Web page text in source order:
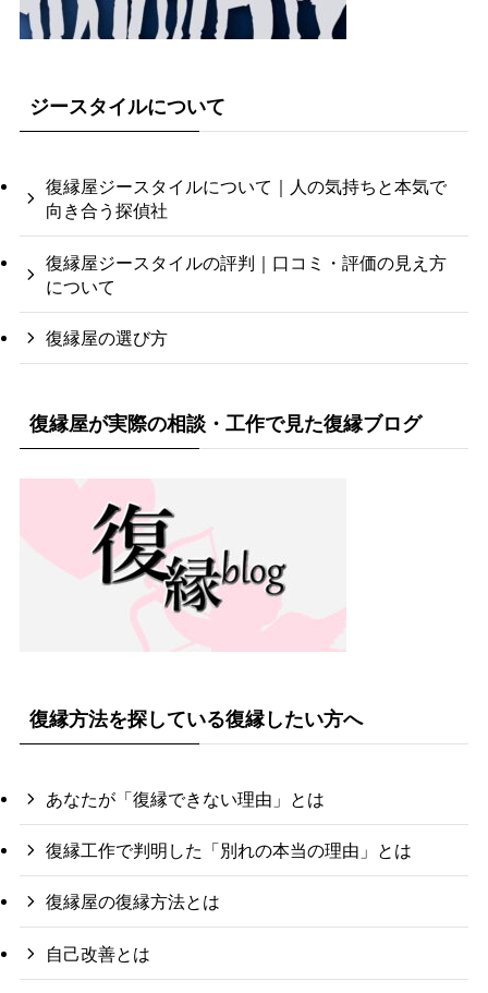
ジースタイルについて
復縁屋ジースタイルについて｜人の気持ちと本気で
向き合う探偵社
復縁屋ジースタイルの評判｜口コミ・評価の見え方
について
復縁屋の選び方
復縁屋が実際の相談・工作で見た復縁ブログ
復縁方法を探している復縁したい方へ
あなたが「復縁できない理由」とは
復縁工作で判明した「別れの本当の理由」とは
復縁屋の復縁方法とは
自己改善とは